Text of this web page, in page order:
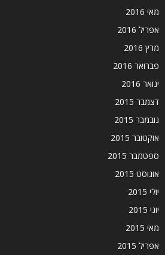
מאי 2016
אפריל 2016
מרץ 2016
פברואר 2016
ינואר 2016
דצמבר 2015
נובמבר 2015
אוקטובר 2015
ספטמבר 2015
אוגוסט 2015
יולי 2015
יוני 2015
מאי 2015
אפריל 2015